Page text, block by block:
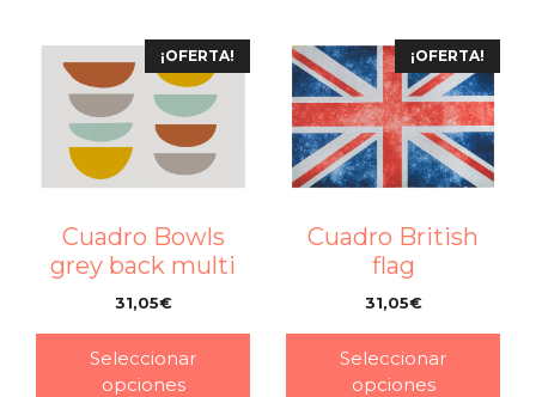
¡OFERTA!
Cuadro Bowls
grey back multi
31,05€
Seleccionar
opciones
¡OFERTA!
Cuadro British
flag
31,05€
Seleccionar
opciones